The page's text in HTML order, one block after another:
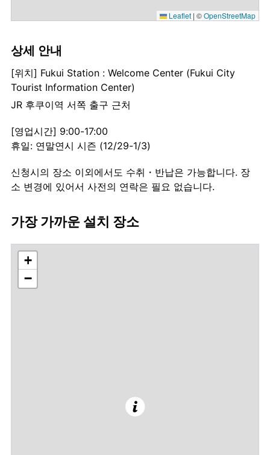
Leaflet | ©OpenStreetMap
상세 안내
[위치] Fukui Station : Welcome Center (Fukui City
Tourist Information Center)
JR 후쿠이역 서쪽 출구 근처
[영업시간] 9:00-17:00
휴일: 연말연시 시즌 (12/29-1/3)
신청시의 장소 이외에서도 수취・반납은 가능합니다. 장
소 변경에 있어서 사전의 연락은 필요 없습니다.
가장 가까운 설치 장소
+
−